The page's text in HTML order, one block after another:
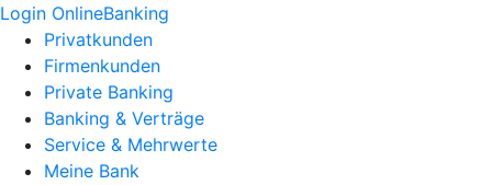
Login OnlineBanking
Privatkunden
Firmenkunden
Private Banking
Banking & Verträge
Service & Mehrwerte
Meine Bank